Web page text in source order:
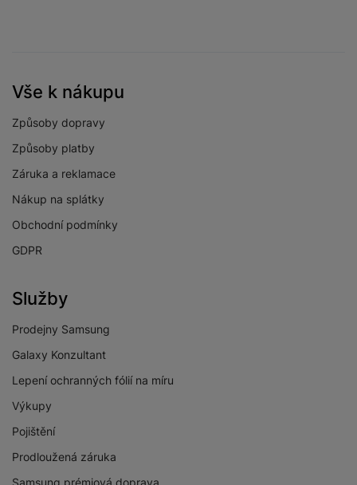
Vše k nákupu
Způsoby dopravy
Způsoby platby
Záruka a reklamace
Nákup na splátky
Obchodní podmínky
GDPR
Služby
Prodejny Samsung
Galaxy Konzultant
Lepení ochranných fólií na míru
Výkupy
Pojištění
Prodloužená záruka